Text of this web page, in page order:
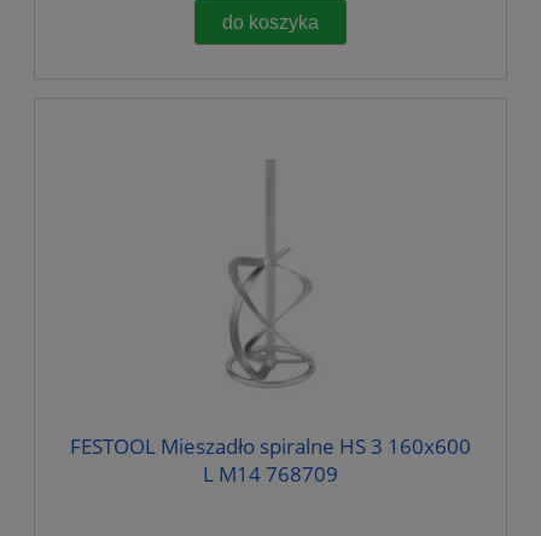
do koszyka
FESTOOL Mieszadło spiralne HS 3 160x600
L M14 768709